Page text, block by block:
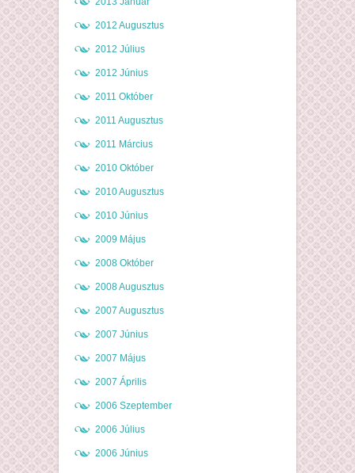
2012 Augusztus
2012 Július
2012 Június
2011 Október
2011 Augusztus
2011 Március
2010 Október
2010 Augusztus
2010 Június
2009 Május
2008 Október
2008 Augusztus
2007 Augusztus
2007 Június
2007 Május
2007 Április
2006 Szeptember
2006 Július
2006 Június